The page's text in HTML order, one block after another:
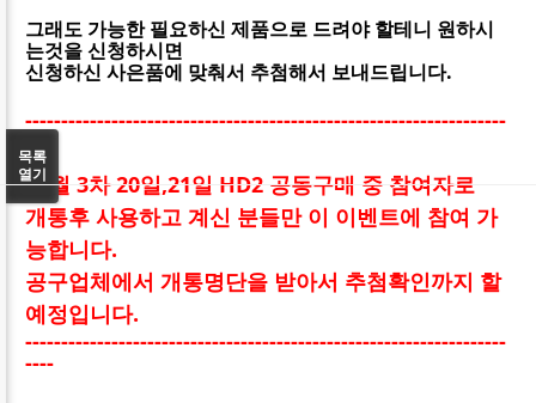
그래도 가능한 필요하신 제품으로 드려야 할테니 원하시
는것을 신청하시면
신청하신 사은품에 맞춰서 추첨해서 보내드립니다.
-------------------------------------------------------------------
----
11월 3차 20일,21일 HD2 공동구매 중 참여자로
개통후 사용하고 계신 분들만 이 이벤트에 참여 가
능합니다.
공구업체에서 개통명단을 받아서 추첨확인까지 할
예정입니다.
-------------------------------------------------------------------
----
목록
열기